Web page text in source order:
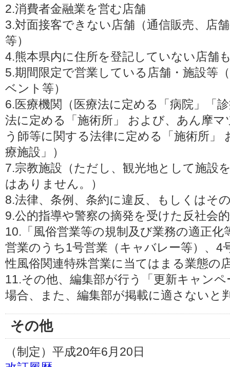
2.消費者金融業を営む店舗
3.対面接客できない店舗（通信販売、店
等）
4.熊本県内に住所を登記していない店舗
5.期間限定で営業している店舗・施設等
ベント等）
6.医療機関（医療法に定める「病院」「
法に定める「施術所」 および、あん摩
う師等に関する法律に定める「施術所」
療施設」）
7.宗教施設（ただし、観光地として施設
はありません。）
8.法律、条例、条約に違反、もしくはそ
9.公的指導や警察の摘発を受けた反社会
10.「風俗営業等の規制及び業務の適正
営業のうち1号営業（キャバレー等）、4
性風俗関連特殊営業に当てはまる業態の
11.その他、編集部が行う「更新キャン
場合、また、編集部が掲載に適さないと
その他
（制定）平成20年6月20日